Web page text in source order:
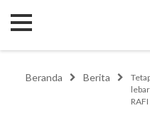
Beranda Berita